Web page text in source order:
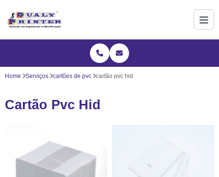
Home Serviços cartões de pvc cartão pvc hid
Cartão Pvc Hid